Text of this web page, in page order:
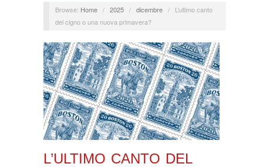
Browse: Home / 2025 / dicembre /
L’ultimo canto
del cigno o una nuova primavera?
L’ULTIMO CANTO DEL